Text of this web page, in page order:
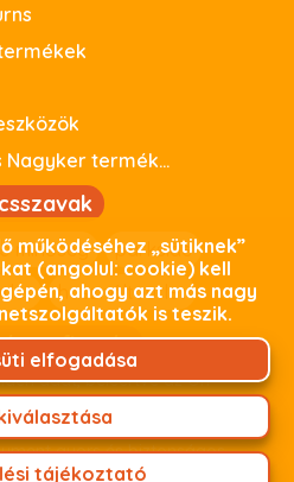
Raklapos Nagyker termékeink
minőség
parkside
használtoutlet
fizetés
adat, beleértve az Ön
kapcsolaton keresztül
fizetheti online bankkártyás
gyors és biztonságos
vagy személyes átvétel
működéséhez „sütiknek”
(angolul: cookie) kell
ahogy azt más nagy
is teszik.
elfogadása
tájékoztató